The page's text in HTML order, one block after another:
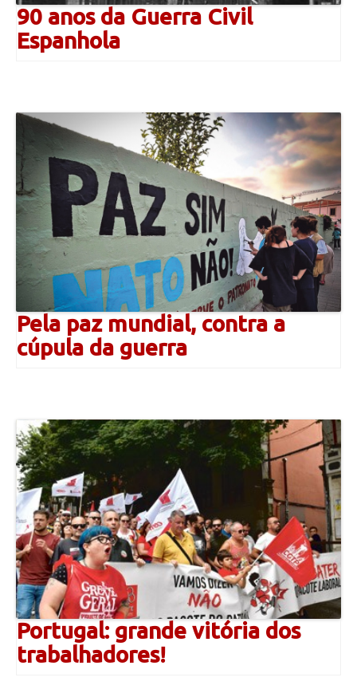
90 anos da Guerra Civil
Espanhola
Pela paz mundial, contra a
cúpula da guerra
Portugal: grande vitória dos
trabalhadores!